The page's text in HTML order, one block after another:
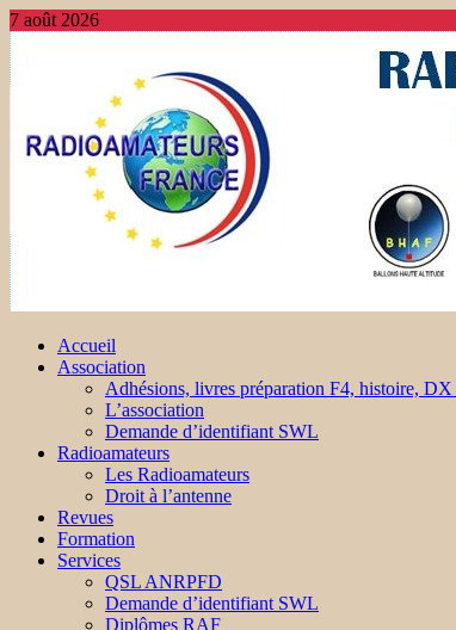
7 août 2026
Accueil
Association
Adhésions, livres préparation F4, histoire,
L’association
Demande d’identifiant SWL
Radioamateurs
Les Radioamateurs
Droit à l’antenne
Revues
Formation
Services
QSL ANRPFD
Demande d’identifiant SWL
Diplômes RAF